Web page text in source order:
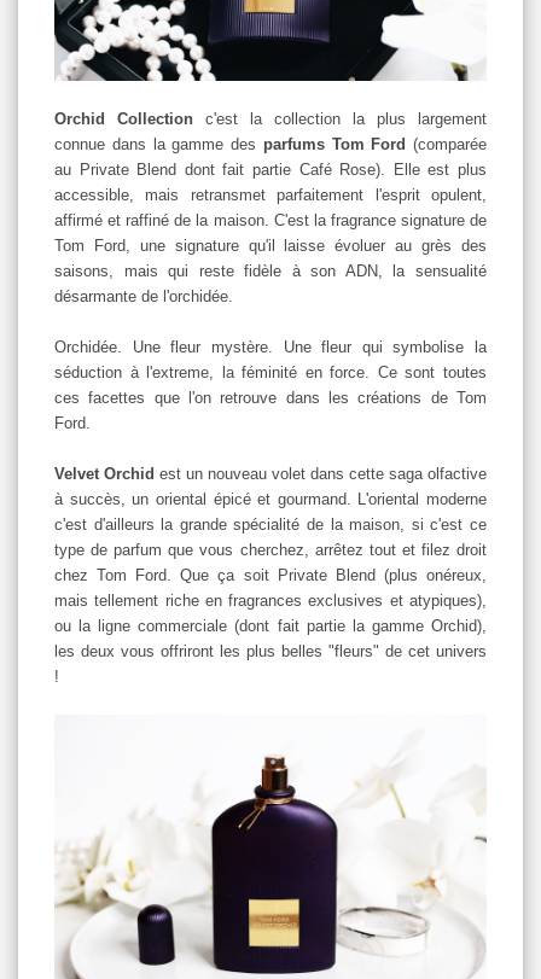
Orchid Collection c'est la collection la plus largement
connue dans la gamme des parfums Tom Ford (comparée
au Private Blend dont fait partie Café Rose). Elle est plus
accessible, mais retransmet parfaitement l'esprit opulent,
affirmé et raffiné de la maison. C'est la fragrance signature de
Tom Ford, une signature qu'il laisse évoluer au grès des
saisons, mais qui reste fidèle à son ADN, la sensualité
désarmante de l'orchidée.
Orchidée. Une fleur mystère. Une fleur qui symbolise la
séduction à l'extreme, la féminité en force. Ce sont toutes
ces facettes que l'on retrouve dans les créations de Tom
Ford.
Velvet Orchid est un nouveau volet dans cette saga olfactive
à succès, un oriental épicé et gourmand. L'oriental moderne
c'est d'ailleurs la grande spécialité de la maison, si c'est ce
type de parfum que vous cherchez, arrêtez tout et filez droit
chez Tom Ford. Que ça soit Private Blend (plus onéreux,
mais tellement riche en fragrances exclusives et atypiques),
ou la ligne commerciale (dont fait partie la gamme Orchid),
les deux vous offriront les plus belles "fleurs" de cet univers
!